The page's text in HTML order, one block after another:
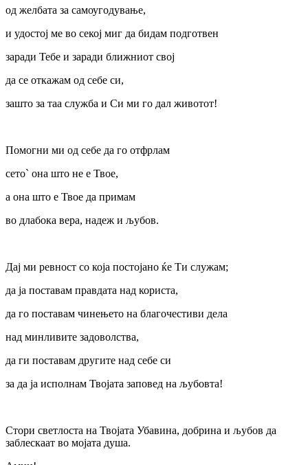
од желбата за самоугодување,
и удостој ме во секој миг да бидам подготвен
заради Тебе и заради ближниот свој
да се откажам од себе си,
зашто за таа служба и Си ми го дал животот!
Помогни ми од себе да го отфрлам
сето` она што не е Твое,
а она што е Твое да примам
во длабока вера, надеж и љубов.
Дај ми ревност со која постојано ќе Ти служам;
да ја поставам правдата над користа,
да го поставам чинењето на благочестиви дела
над минливите задоволства,
да ги поставам другите над себе си
за да ја исполнам Твојата заповед на љубовта!
Стори светлоста на Твојата Убавина, добрина и љубов да
заблескаат во мојата душа.